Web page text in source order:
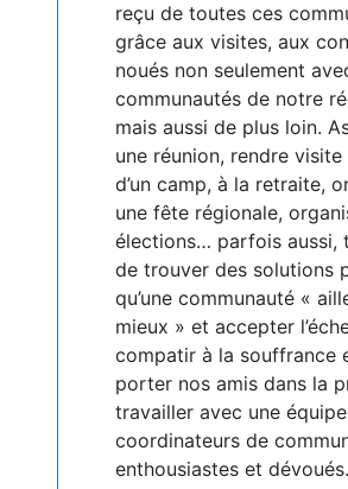
reçu de toutes ces
grâce aux visites, aux
noués non seulement
communautés de notre
mais aussi de plus loin.
une réunion, rendre visite
d’un camp, à la retraite,
une fête régionale,
élections… parfois aussi,
de trouver des solutions
qu’une communauté «
mieux » et accepter
compatir à la souffrance
porter nos amis dans la
travailler avec une
coordinateurs de
enthousiastes et